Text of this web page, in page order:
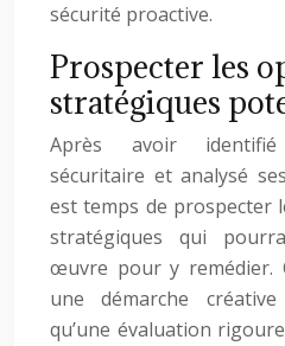
sécurité proactive.
Prospecter les
stratégiques
Après avoir
sécuritaire et analysé
est temps de prospecter
stratégiques qui
œuvre pour y remédier.
une démarche
qu’une évaluation